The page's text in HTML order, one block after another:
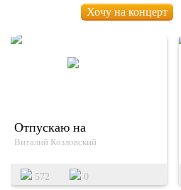
Отпускаю на
Виталий Козловский
572 0